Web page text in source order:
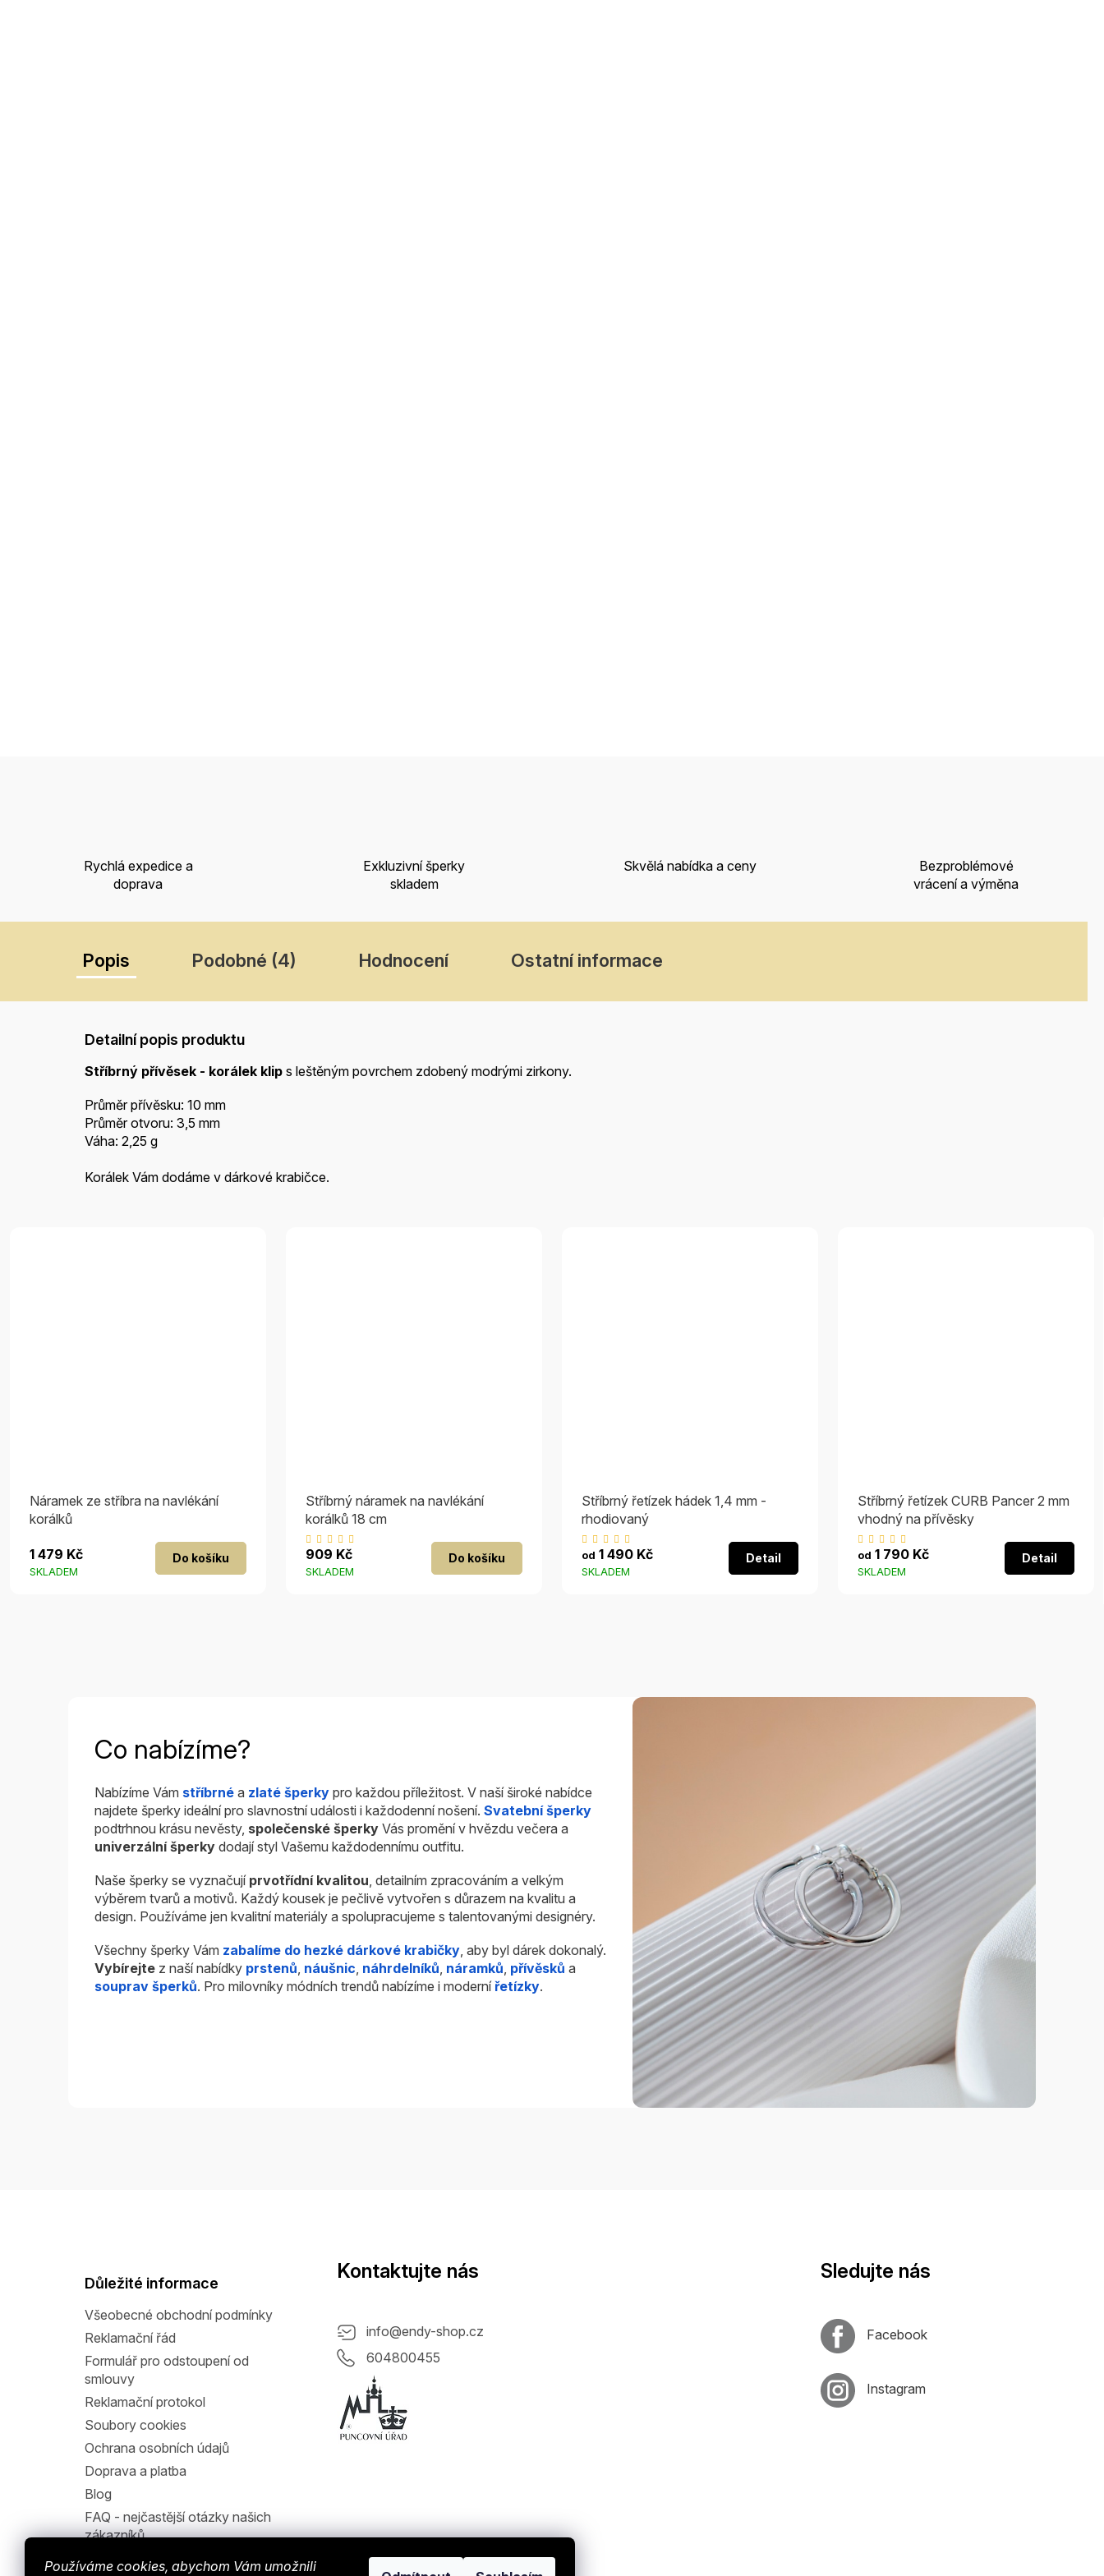
Používáme cookies, abychom Vám umožnili
Rychlá expedice a
doprava
Exkluzivní šperky
skladem
Skvělá nabídka a ceny
Bezproblémové
vrácení a výměna
Popis Podobné (4) Hodnocení Ostatní informace
Detailní popis produktu
Stříbrný přívěsek - korálek klip s leštěným povrchem zdobený modrými zirkony.
Průměr přívěsku: 10 mm
Průměr otvoru: 3,5 mm
Váha: 2,25 g
Korálek Vám dodáme v dárkové krabičce.
Náramek ze stříbra na navlékání
korálků
SKLADEM
1 479 Kč Do košíku
Stříbrný náramek na navlékání
korálků 18 cm
SKLADEM
909 Kč Do košíku
Stříbrný řetízek hádek 1,4 mm -
rhodiovaný
hodnocení
SKLADEM
od 1 490 Kč Detail
Stříbrný řetízek CURB Pancer 2 mm
vhodný na přívěsky
hodnocení
SKLADEM
od 1 790 Kč Detail
Co nabízíme?
Nabízíme Vám stříbrné a zlaté šperky pro každou příležitost. V naší široké nabídce
najdete šperky ideální pro slavnostní události i každodenní nošení. Svatební šperky
podtrhnou krásu nevěsty, společenské šperky Vás promění v hvězdu večera a
univerzální šperky dodají styl Vašemu každodennímu outfitu.
Naše šperky se vyznačují prvotřídní kvalitou, detailním zpracováním a velkým
výběrem tvarů a motivů. Každý kousek je pečlivě vytvořen s důrazem na kvalitu a
design. Používáme jen kvalitní materiály a spolupracujeme s talentovanými designéry.
Všechny šperky Vám zabalíme do hezké dárkové krabičky, aby byl dárek dokonalý.
Vybírejte z naší nabídky prstenů, náušnic, náhrdelníků, náramků, přívěsků a
souprav šperků. Pro milovníky módních trendů nabízíme i modernířetízky.
Důležité informace
Všeobecné obchodní podmínky
Reklamační řád
Formulář pro odstoupení od
smlouvy
Reklamační protokol
Soubory cookies
Ochrana osobních údajů
Doprava a platba
Blog
FAQ - nejčastější otázky našich
zákazníků
Jak nakupovat
Kontaktujte nás
info@endy-shop.cz
604800455
Sledujte nás
Facebook
Instagram